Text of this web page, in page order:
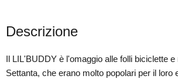
Descrizione
Il LIL'BUDDY è l'omaggio alle folli biciclette
Settanta, che erano molto popolari per il loro